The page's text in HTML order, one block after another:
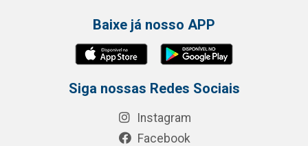
Baixe já nosso APP
Siga nossas Redes Sociais
Instagram
Facebook